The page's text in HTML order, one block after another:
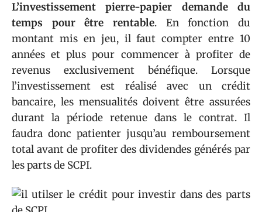
L’investissement pierre-papier demande du
temps pour être rentable. En fonction du
montant mis en jeu, il faut compter entre 10
années et plus pour commencer à profiter de
revenus exclusivement bénéfique. Lorsque
l’investissement est réalisé avec un crédit
bancaire, les mensualités doivent être assurées
durant la période retenue dans le contrat. Il
faudra donc patienter jusqu’au remboursement
total avant de profiter des dividendes générés par
les parts de SCPI.